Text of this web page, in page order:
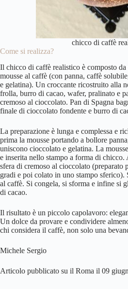
chicco di caffè
Come si realizza?
Il chicco di caffè realistico è composto
mousse al caffè (con panna, caffè
e gelatina). Un croccante ricostruito alla
frolla, burro di cacao, wafer, pralinato e
cremoso al cioccolato. Pan di Spagna
finale di cioccolato fondente e burro di
La preparazione è lunga e complessa e
prima la mousse portando a bollore
uniscono cioccolato e gelatina. La
e inserita nello stampo a forma di chicco.
sfera di cremoso al cioccolato (preparato
gradi e poi colato in uno stampo sferico).
al caffè. Si congela, si sforma e infine si
di cacao.
Il risultato è un piccolo capolavoro:
Un dolce da provare e condividere
chi considera il caffè, non solo una
Michele Sergio
Articolo pubblicato su il Roma il 09